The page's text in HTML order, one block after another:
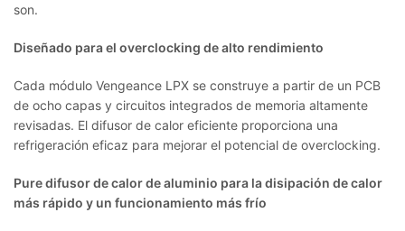
son.
Diseñado para el overclocking de alto rendimiento
Cada módulo Vengeance LPX se construye a partir de un PCB
de ocho capas y circuitos integrados de memoria altamente
revisadas. El difusor de calor eficiente proporciona una
refrigeración eficaz para mejorar el potencial de overclocking.
Pure difusor de calor de aluminio para la disipación de calor
más rápido y un funcionamiento más frío